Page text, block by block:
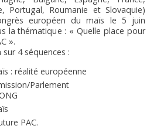
Portugal, Roumanie et Slovaquie)
européen du maïs le 5 juin
la thématique : « Quelle place pour
».
4 séquences :
: réalité européenne
Parlement
PAC.